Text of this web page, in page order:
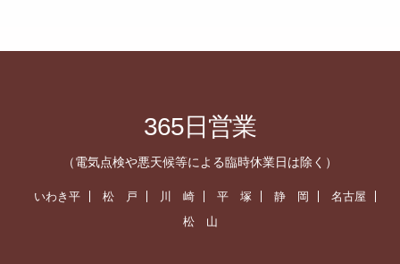
365日営業
（電気点検や悪天候等による臨時休業日は除く）
いわき平 松 戸 川 崎 平 塚 静 岡
名古屋
松 山